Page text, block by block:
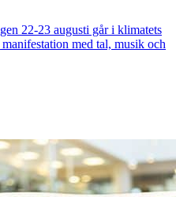
22-23 augusti går i klimatets
med tal, musik och